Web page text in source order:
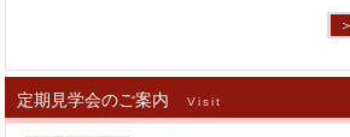
定期見学会のご案内 Visit